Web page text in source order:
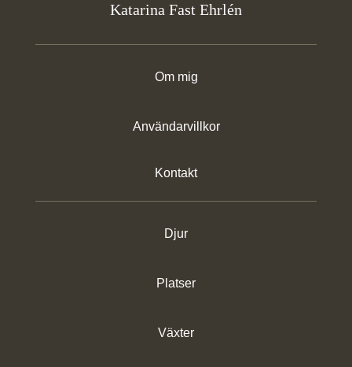
Katarina Fast Ehrlén
Djur
Platser
Växter
Om mig
Användarvillkor
Kontakt